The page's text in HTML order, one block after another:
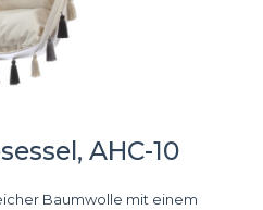
AHC-10
Baumwolle mit einem